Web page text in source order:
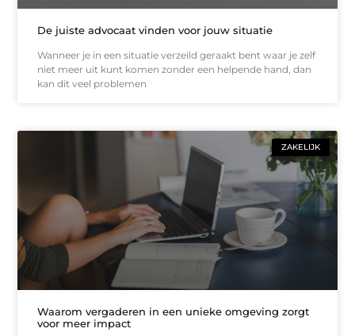
De juiste advocaat vinden voor jouw situatie
Wanneer je in een situatie verzeild geraakt bent waar je zelf
niet meer uit kunt komen zonder een helpende hand, dan
kan dit veel problemen
ZAKELIJK
Waarom vergaderen in een unieke omgeving zorgt
voor meer impact